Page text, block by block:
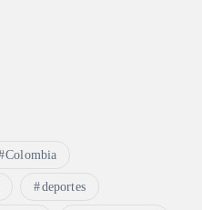
Colombia
deportes